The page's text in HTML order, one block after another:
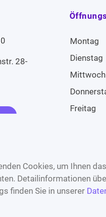
28-
Montag
Dienstag
Mittwoch
Freitag
Cookies, um Ihnen
Detailinformationen
finden Sie in unserer